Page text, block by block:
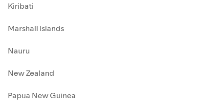
Kiribati
Marshall Islands
Nauru
New Zealand
Papua New Guinea